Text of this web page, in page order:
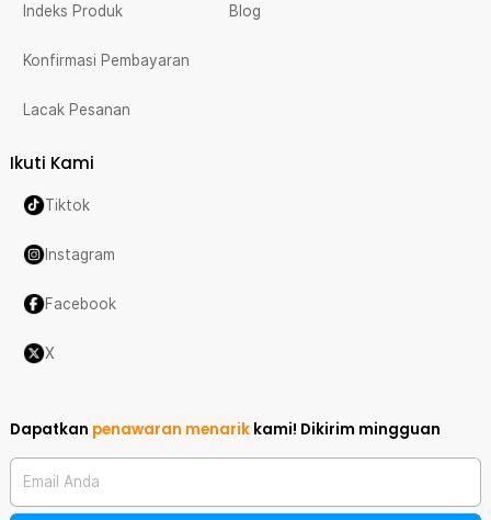
Indeks Produk
Konfirmasi Pembayaran
Lacak Pesanan
Blog
Ikuti Kami
Tiktok
Instagram
Facebook
X
Dapatkan penawaran menarik kami! Dikirim mingguan
Email Anda